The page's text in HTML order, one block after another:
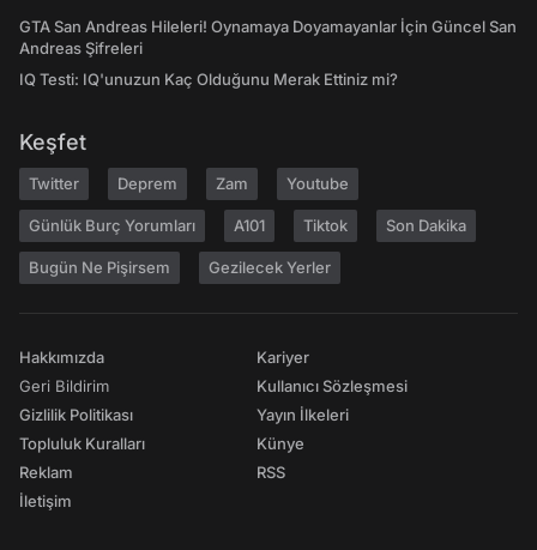
GTA San Andreas Hileleri! Oynamaya Doyamayanlar İçin Güncel San
Andreas Şifreleri
IQ Testi: IQ'unuzun Kaç Olduğunu Merak Ettiniz mi?
Keşfet
Twitter Deprem Zam Youtube
Günlük Burç Yorumları A101 Tiktok Son Dakika
Bugün Ne Pişirsem Gezilecek Yerler
Hakkımızda
Geri Bildirim
Gizlilik Politikası
Topluluk Kuralları
Reklam
İletişim
Kariyer
Kullanıcı Sözleşmesi
Yayın İlkeleri
Künye
RSS